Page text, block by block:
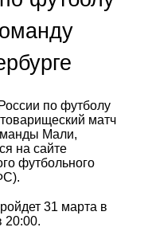
по футболу
матч
Мали,
на сайте
футбольного
31 марта в
20:00.